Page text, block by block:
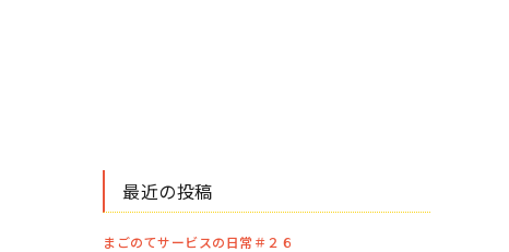
最近の投稿
まごのてサービスの日常＃２６